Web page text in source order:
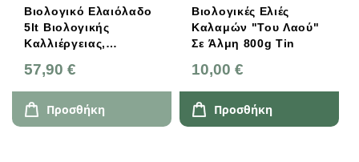
Βιολογικό Ελαιόλαδο
5lt Βιολογικής
Καλλιέργειας,
57,90 €
Προσθήκη
Βιολογικές Ελιές
Καλαμών "Του Λαού"
Σε Άλμη 800g Τin
10,00 €
Προσθήκη